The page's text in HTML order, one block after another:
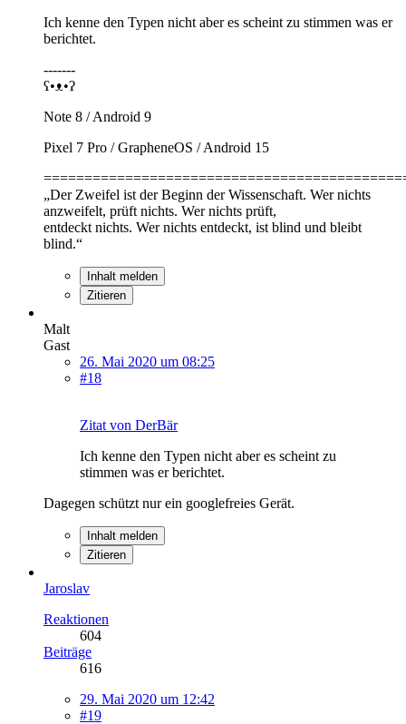
Ich kenne den Typen nicht aber es scheint zu stimmen was er
berichtet.
-------
ʕ•ᴥ•ʔ
Note 8 / Android 9
Pixel 7 Pro / GrapheneOS / Android 15
„Der Zweifel ist der Beginn der Wissenschaft. Wer nichts
anzweifelt, prüft nichts. Wer nichts prüft,
entdeckt nichts. Wer nichts entdeckt, ist blind und bleibt
blind.“
Inhalt melden
Zitieren
Malt
Gast
26. Mai 2020 um 08:25
#18
Zitat von DerBär
Ich kenne den Typen nicht aber es scheint zu
stimmen was er berichtet.
Dagegen schützt nur ein googlefreies Gerät.
Inhalt melden
Zitieren
Jaroslav
Reaktionen
604
Beiträge
616
29. Mai 2020 um 12:42
#19